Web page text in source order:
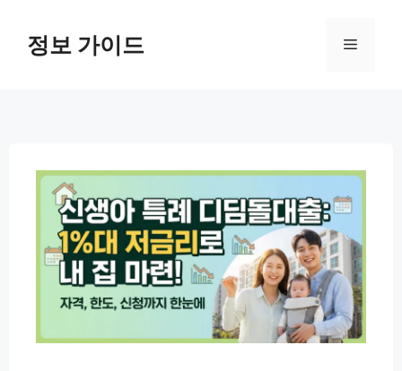
정보 가이드 메